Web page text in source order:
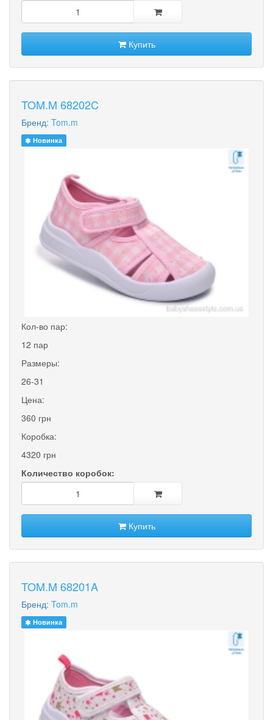
Купить
TOM.M 68202C
Бренд: Tom.m
Новинка
Кол-во пар:
12 пар
Размеры:
26-31
Цена:
360 грн
Коробка:
4320 грн
Количество коробок:
Купить
TOM.M 68201A
Бренд: Tom.m
Новинка